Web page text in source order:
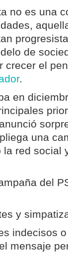
no es una
de
crecer el
.
en
una
red social
del
y
indecisos
mensaje